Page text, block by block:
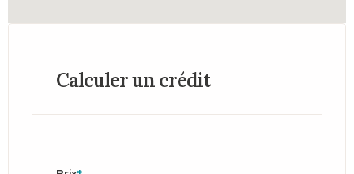
Calculer un crédit